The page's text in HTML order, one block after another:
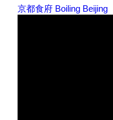
京都食府 Boiling Beijing